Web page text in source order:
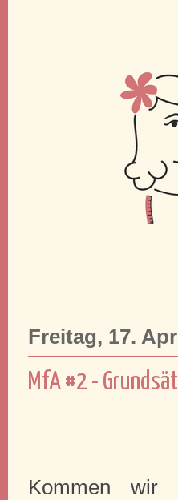
Freitag, 17.
MfA #2 -
Kommen